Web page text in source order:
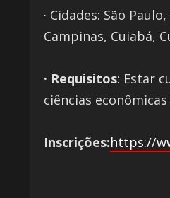
· Cidades: São
Campinas, Cuiabá,
· Requisitos: Estar
ciências
Inscrições:https://